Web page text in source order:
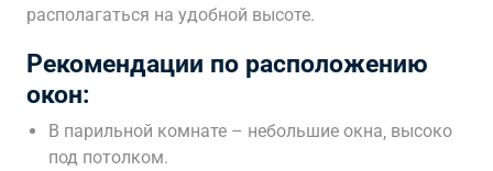
располагаться на удобной высоте.
Рекомендации по расположению
окон:
В парильной комнате – небольшие окна‚ высоко
под потолком.